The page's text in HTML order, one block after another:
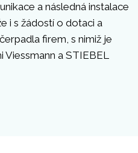
a následná instalace
i s žádostí o dotaci a
firem, s nimiž je
a STIEBEL